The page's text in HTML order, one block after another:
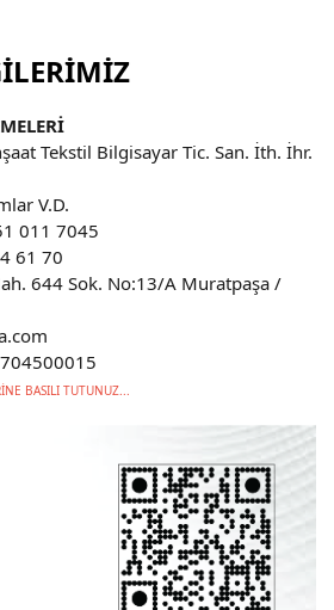
Tekstil Bilgisayar Tic. San. İth. İhr.
V.D.
011 7045
61 70
644 Sok. No:13/A Muratpaşa /
BASILI TUTUNUZ...